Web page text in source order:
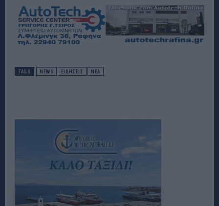
TAGS NEWS ΕΙΔΉΣΕΙΣ ΝΈΑ